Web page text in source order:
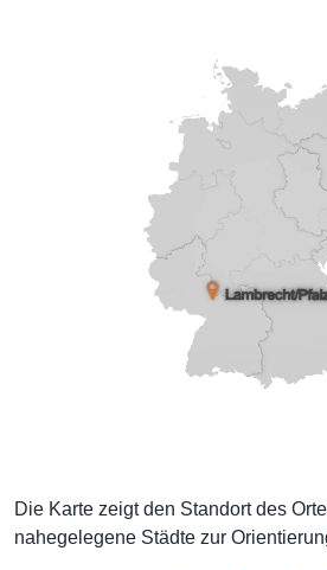
Die Karte zeigt den Standort des
nahegelegene Städte zur